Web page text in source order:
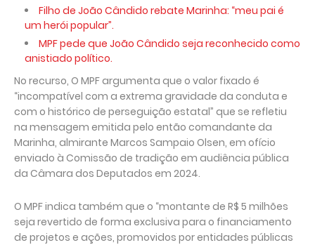
Filho de João Cândido rebate Marinha: “meu pai é
um herói popular”.
MPF pede que João Cândido seja reconhecido como
anistiado político.
No recurso, O MPF argumenta que o valor fixado é
“incompatível com a extrema gravidade da conduta e
com o histórico de perseguição estatal” que se refletiu
na mensagem emitida pelo então comandante da
Marinha, almirante Marcos Sampaio Olsen, em ofício
enviado à Comissão de tradição em audiência pública
da Câmara dos Deputados em 2024.
O MPF indica também que o “montante de R$ 5 milhões
seja revertido de forma exclusiva para o financiamento
de projetos e ações, promovidos por entidades públicas